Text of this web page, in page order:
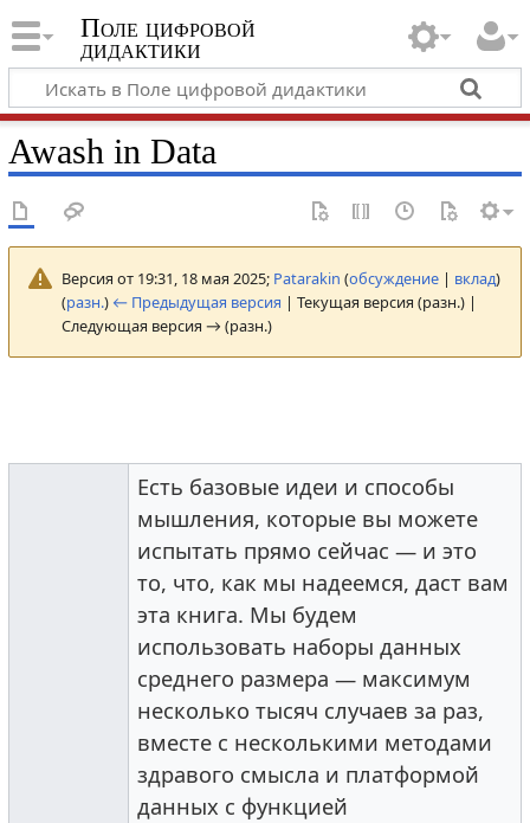
Поле цифровой
дидактики
Awash in Data
Версия от 19:31, 18 мая 2025; Patarakin (обсуждение| вклад)
(разн.) ← Предыдущая версия | Текущая версия (разн.) |
Следующая версия → (разн.)
Есть базовые идеи и способы
мышления, которые вы можете
испытать прямо сейчас — и это
то, что, как мы надеемся, даст вам
эта книга. Мы будем
использовать наборы данных
среднего размера — максимум
несколько тысяч случаев за раз,
вместе с несколькими методами
здравого смысла и платформой
данных с функцией